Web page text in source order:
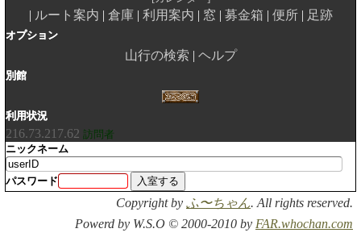
ルート案内 倉庫 利用案内 窓 募金箱 便所 足跡
オプション
山行の検索 ヘルプ
別館
利用状況
216.73.217.62 訪問者
ニックネーム
パスワード
Copyright by ふ〜ちゃん. All rights reserved.
Powerd by W.S.O © 2000-2010 by FAR.whochan.com